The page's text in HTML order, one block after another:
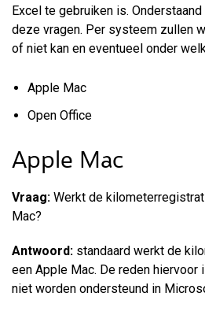
Excel te gebruiken is.
deze vragen. Per systeem zullen
of niet kan en eventueel onder
Apple Mac
Open Office
Apple Mac
Vraag: Werkt de
Mac?
Antwoord: standaard werkt de
een Apple Mac. De reden hiervoor
niet worden ondersteund in